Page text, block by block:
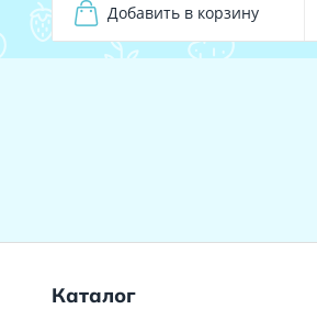
Добавить в корзину
Каталог